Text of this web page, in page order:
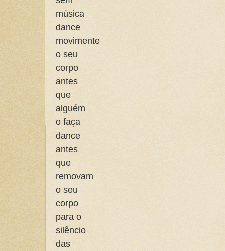
música
dance
movimente
o seu
corpo
antes
que
alguém
o faça
dance
antes
que
removam
o seu
corpo
para o
silêncio
das